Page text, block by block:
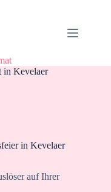
in Kevelaer
in Kevelaer
auf Ihrer